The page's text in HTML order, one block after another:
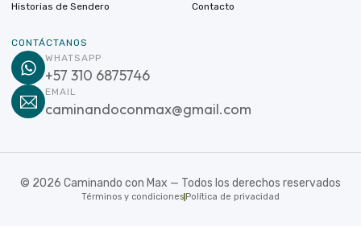
Historias de Sendero
Contacto
CONTÁCTANOS
WHATSAPP
+57 310 6875746
EMAIL
caminandoconmax@gmail.com
© 2026 Caminando con Max — Todos los derechos reservados
Términos y condiciones Política de privacidad